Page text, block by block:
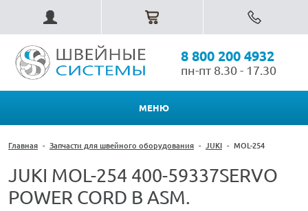
8 800 200 4932
пн-пт 8.30 - 17.30
МЕНЮ
Главная - Запчасти для швейного оборудования - JUKI - MOL-254
JUKI MOL-254 400-59337SERVO
POWER CORD B ASM.